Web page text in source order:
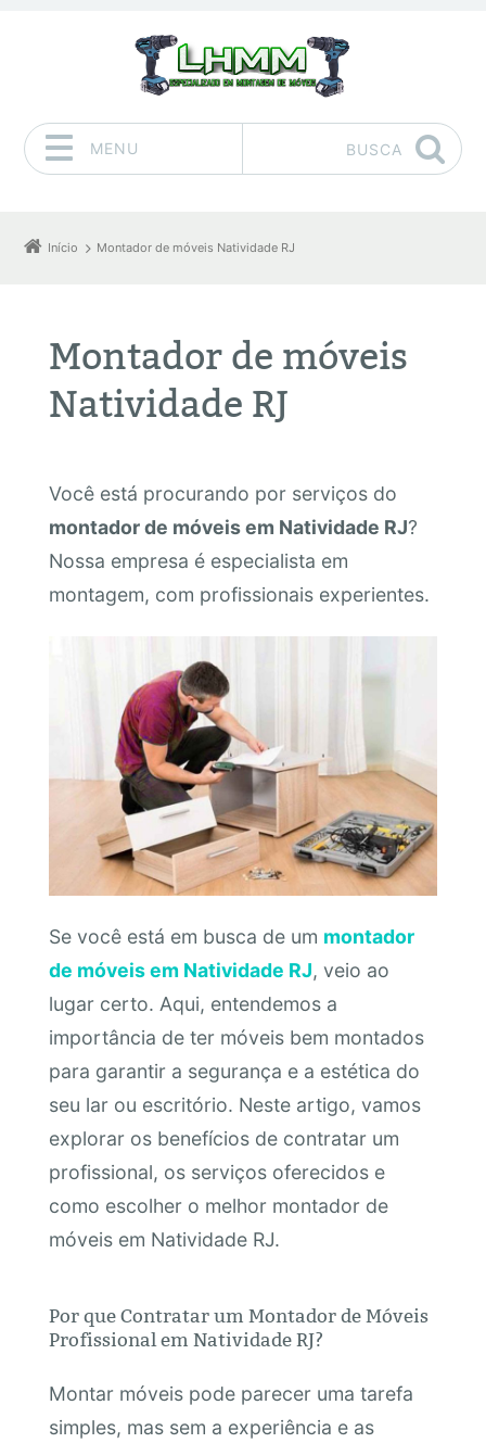
MENU BUSCA
Início Montador de móveis Natividade RJ
Montador de móveis
Natividade RJ
Você está procurando por serviços do
montador de móveis em Natividade RJ?
Nossa empresa é especialista em
montagem, com profissionais experientes.
Se você está em busca de um montador
de móveis em Natividade RJ, veio ao
lugar certo. Aqui, entendemos a
importância de ter móveis bem montados
para garantir a segurança e a estética do
seu lar ou escritório. Neste artigo, vamos
explorar os benefícios de contratar um
profissional, os serviços oferecidos e
como escolher o melhor montador de
móveis em Natividade RJ.
Por que Contratar um Montador de Móveis
Profissional em Natividade RJ?
Montar móveis pode parecer uma tarefa
simples, mas sem a experiência e as